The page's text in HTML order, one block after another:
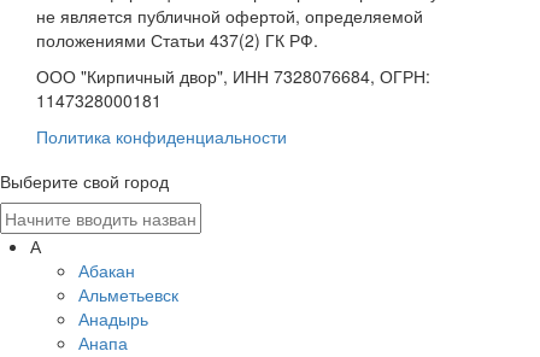
не является публичной офертой, определяемой
положениями Статьи 437(2) ГК РФ.
ООО "Кирпичный двор", ИНН 7328076684, ОГРН:
1147328000181
Политика конфиденциальности
Выберите свой город
А
Абакан
Альметьевск
Анадырь
Анапа